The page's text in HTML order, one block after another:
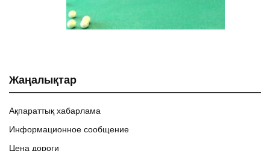
Жаңалықтар
Ақпараттық хабарлама
Информационное сообщение
Цена дороги